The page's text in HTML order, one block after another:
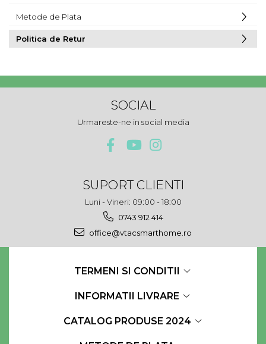
Metode de Plata
Politica de Retur
SOCIAL
Urmareste-ne in social media
SUPORT CLIENTI
Luni - Vineri: 09:00 - 18:00
0743 912 414
office@vtacsmarthome.ro
TERMENI SI CONDITII
INFORMATII LIVRARE
CATALOG PRODUSE 2024